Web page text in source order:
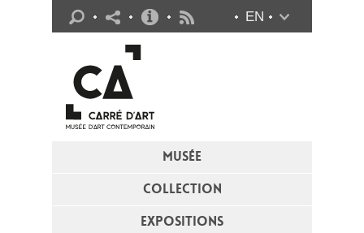
MUSÉE
COLLECTION
EXPOSITIONS
EN
Infos pratiques